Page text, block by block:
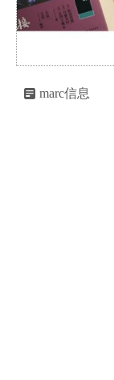
 marc信息